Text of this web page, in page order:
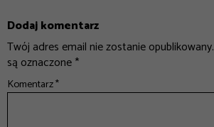
Dodaj komentarz
Twój adres email nie zostanie opublikowany.
są oznaczone*
Komentarz*